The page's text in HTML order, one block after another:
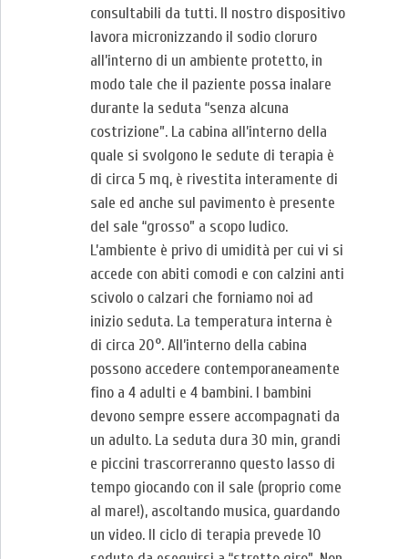
consultabili da tutti. Il nostro dispositivo
lavora micronizzando il sodio cloruro
all’interno di un ambiente protetto, in
modo tale che il paziente possa inalare
durante la seduta “senza alcuna
costrizione”. La cabina all’interno della
quale si svolgono le sedute di terapia è
di circa 5 mq, è rivestita interamente di
sale ed anche sul pavimento è presente
del sale “grosso” a scopo ludico.
L’ambiente è privo di umidità per cui vi si
accede con abiti comodi e con calzini anti
scivolo o calzari che forniamo noi ad
inizio seduta. La temperatura interna è
di circa 20°. All’interno della cabina
possono accedere contemporaneamente
fino a 4 adulti e 4 bambini. I bambini
devono sempre essere accompagnati da
un adulto. La seduta dura 30 min, grandi
e piccini trascorreranno questo lasso di
tempo giocando con il sale (proprio come
al mare!), ascoltando musica, guardando
un video. Il ciclo di terapia prevede 10